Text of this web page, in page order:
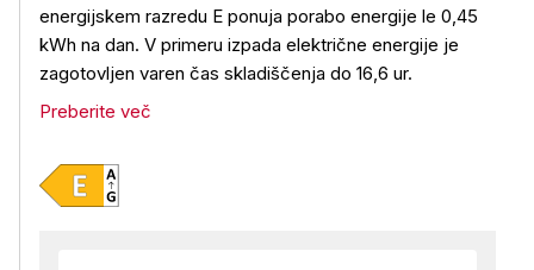
energijskem razredu E ponuja porabo energije le 0,45
kWh na dan. V primeru izpada električne energije je
zagotovljen varen čas skladiščenja do 16,6 ur.
Preberite več